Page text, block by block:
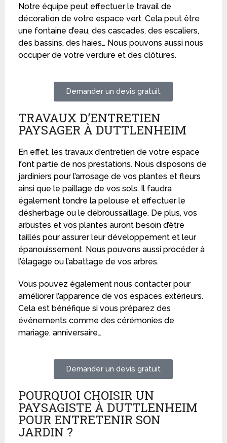
Notre équipe peut effectuer le travail de
décoration de votre espace vert. Cela peut être
une fontaine d’eau, des cascades, des escaliers,
des bassins, des haies… Nous pouvons aussi nous
occuper de votre verdure et des clôtures.
Demander un devis gratuit
TRAVAUX D’ENTRETIEN
PAYSAGER À DUTTLENHEIM
En effet, les travaux d’entretien de votre espace
font partie de nos prestations. Nous disposons de
jardiniers pour l’arrosage de vos plantes et fleurs
ainsi que le paillage de vos sols. Il faudra
également tondre la pelouse et effectuer le
désherbage ou le débroussaillage. De plus, vos
arbustes et vos plantes auront besoin d’être
taillés pour assurer leur développement et leur
épanouissement. Nous pouvons aussi procéder à
l’élagage ou l’abattage de vos arbres.
Vous pouvez également nous contacter pour
améliorer l’apparence de vos espaces extérieurs.
Cela est bénéfique si vous préparez des
événements comme des cérémonies de
mariage, anniversaire…
Demander un devis gratuit
POURQUOI CHOISIR UN
PAYSAGISTE À DUTTLENHEIM
POUR ENTRETENIR SON
JARDIN ?